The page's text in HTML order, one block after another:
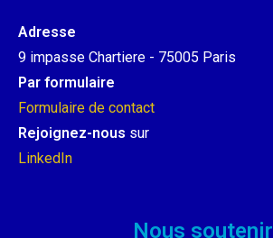
Adresse
9 impasse Chartiere - 75005 Paris
Par formulaire
Formulaire de contact
Rejoignez-nous sur
LinkedIn
Nous soutenir